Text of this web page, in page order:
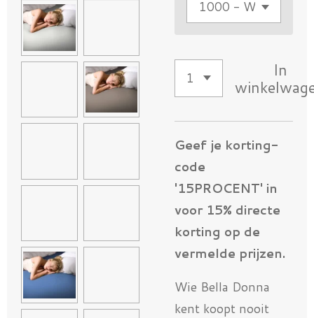
In
Geef je korting-
code
'15PROCENT' in
voor 15% directe
korting op de
vermelde prijzen.
Wie Bella Donna
kent koopt nooit